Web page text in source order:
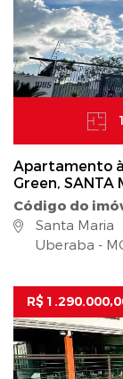
Apartamento
Green, SANTA
Código do
Santa Maria
Uberaba -
R$